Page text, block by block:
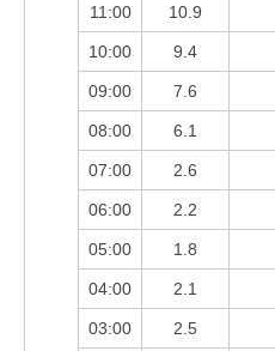
11:00 10.9
10:00 9.4
09:00 7.6
08:00 6.1
07:00 2.6
06:00 2.2
05:00 1.8
04:00 2.1
03:00 2.5